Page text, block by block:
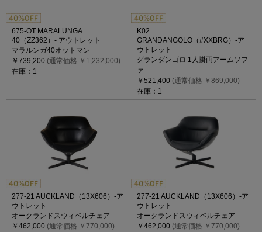
675-OT MARALUNGA
40（ZZ362）- アウトレット
マラルンガ40オットマン
￥739,200 (通常価格 ￥1,232,000)
在庫：1
K02
GRANDANGOLO（#XXBRG）-ア
ウトレット
グランダンゴロ 1人掛両アームソフ
ァ
￥521,400 (通常価格 ￥869,000)
在庫：1
277-21 AUCKLAND（13X606）-ア
ウトレット
オークランドスウィベルチェア
￥462,000 (通常価格 ￥770,000)
277-21 AUCKLAND（13X606）-ア
ウトレット
オークランドスウィベルチェア
￥462,000 (通常価格 ￥770,000)